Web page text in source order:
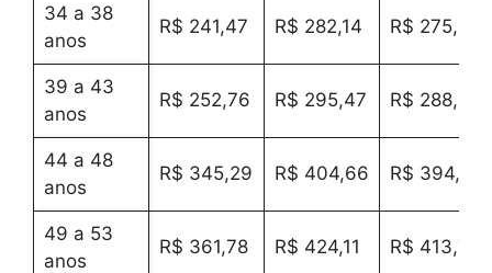
34 a 38
anos
R$ 241,47 R$ 282,14 R$ 275,35
39 a 43
anos
R$ 252,76 R$ 295,47 R$ 288,34
44 a 48
anos
R$ 345,29 R$ 404,66 R$ 394,75
49 a 53
anos
R$ 361,78 R$ 424,11 R$ 413,71